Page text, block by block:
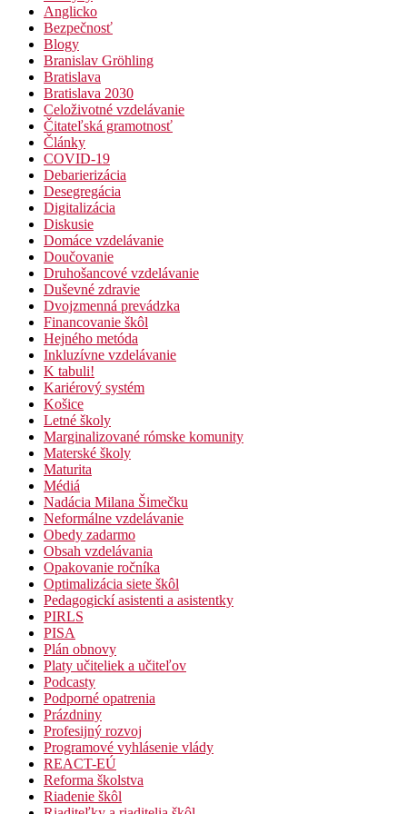
Anglicko
Bezpečnosť
Blogy
Branislav Gröhling
Bratislava
Bratislava 2030
Celoživotné vzdelávanie
Čitateľská gramotnosť
Články
COVID-19
Debarierizácia
Desegregácia
Digitalizácia
Diskusie
Domáce vzdelávanie
Doučovanie
Druhošancové vzdelávanie
Duševné zdravie
Dvojzmenná prevádzka
Financovanie škôl
Hejného metóda
Inkluzívne vzdelávanie
K tabuli!
Kariérový systém
Košice
Letné školy
Marginalizované rómske komunity
Materské školy
Maturita
Médiá
Nadácia Milana Šimečku
Neformálne vzdelávanie
Obedy zadarmo
Obsah vzdelávania
Opakovanie ročníka
Optimalizácia siete škôl
Pedagogickí asistenti a asistentky
PIRLS
PISA
Plán obnovy
Platy učiteliek a učiteľov
Podcasty
Podporné opatrenia
Prázdniny
Profesijný rozvoj
Programové vyhlásenie vlády
REACT-EÚ
Reforma školstva
Riadenie škôl